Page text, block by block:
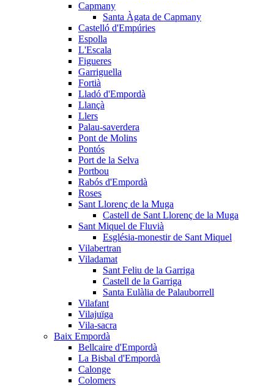
Capmany
Santa Àgata de Capmany
Castelló d'Empúries
Espolla
L'Escala
Figueres
Garriguella
Fortià
Lladó d'Empordà
Llançà
Llers
Palau-saverdera
Pont de Molins
Pontós
Port de la Selva
Portbou
Rabós d'Empordà
Roses
Sant Llorenç de la Muga
Castell de Sant Llorenç de la Muga
Sant Miquel de Fluvià
Església-monestir de Sant Miquel
Vilabertran
Viladamat
Sant Feliu de la Garriga
Castell de la Garriga
Santa Eulàlia de Palauborrell
Vilafant
Vilajuïga
Vila-sacra
Baix Empordà
Bellcaire d'Empordà
La Bisbal d'Empordà
Calonge
Colomers